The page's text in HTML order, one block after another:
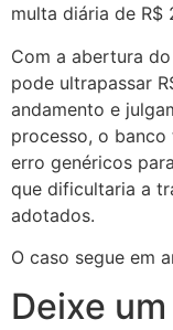
multa diária de R$
Com a abertura
pode ultrapassar
andamento e
processo, o
erro genéricos
que dificultaria a
adotados.
O caso segue em
Deixe